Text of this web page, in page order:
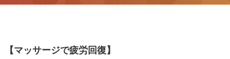
【マッサージで疲労回復】